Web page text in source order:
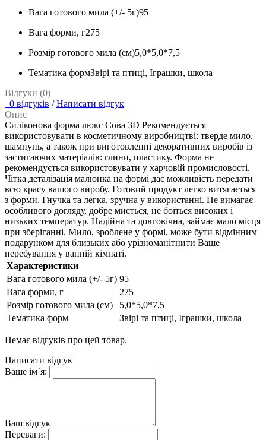
Вага готового мила (+/- 5г)95
Вага форми, г275
Розмір готового мила (см)5,0*5,0*7,5
Тематика формЗвірі та птиці, Іграшки, школа
Відгуки (0)
0 відгуків / Написати відгук
Опис
Силіконова форма люкс Сова 3D Рекомендується
використовувати в косметичному виробництві: тверде мило,
шампунь, а також при виготовленні декоративних виробів із
застигаючих матеріалів: глини, пластику. Форма не
рекомендується використовувати у харчовій промисловості.
Чітка деталізація малюнка на формі дає можливість передати
всю красу вашого виробу. Готовий продукт легко витягається
з форми. Гнучка та легка, зручна у використанні. Не вимагає
особливого догляду, добре миється, не боїться високих і
низьких температур. Надійна та довговічна, займає мало місця
при зберіганні. Мило, зроблене у формі, може бути відмінним
подарунком для близьких або урізноманітнити Ваше
перебування у ванній кімнаті.
Характеристики
Вага готового мила (+/- 5г) 95
Вага форми, г
275
Розмір готового мила (см)
5,0*5,0*7,5
Тематика форм
Звірі та птиці, Іграшки, школа
Немає відгуків про цей товар.
Написати відгук
Ваше ім`я:
Ваш відгук
Переваги: